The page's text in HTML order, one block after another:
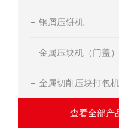
钢屑压饼机
金属压块机（门盖）
金属切削压块打包机
查看全部产